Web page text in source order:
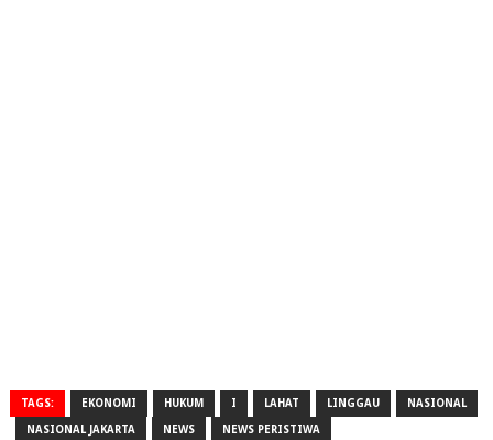
TAGS: EKONOMI HUKUM I LAHAT LINGGAU NASIONAL
NASIONAL JAKARTA NEWS NEWS PERISTIWA